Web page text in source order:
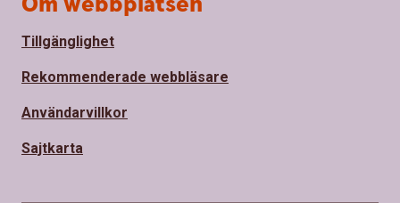
Tillgänglighet
Rekommenderade webbläsare
Användarvillkor
Sajtkarta